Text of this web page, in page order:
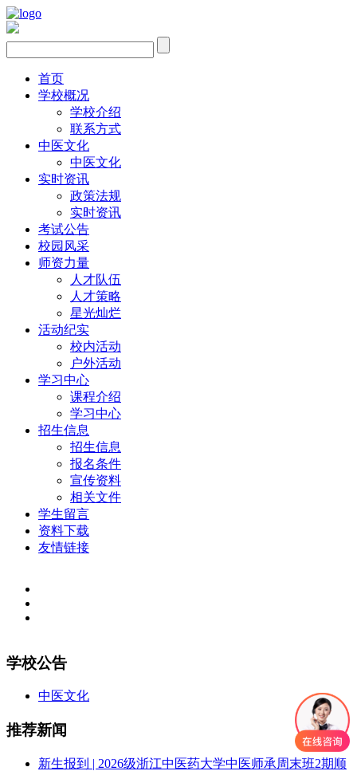
首页
学校概况
学校介绍
联系方式
中医文化
中医文化
实时资讯
政策法规
实时资讯
考试公告
校园风采
师资力量
人才队伍
人才策略
星光灿烂
活动纪实
校内活动
户外活动
学习中心
课程介绍
学习中心
招生信息
招生信息
报名条件
宣传资料
相关文件
学生留言
资料下载
友情链接
学校公告
中医文化
推荐新闻
新生报到 | 2026级浙江中医药大学中医师承周末班2期顺